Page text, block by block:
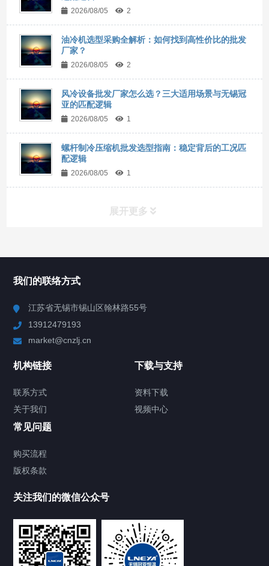
2026/08/05 2
油冷机选型采购全解析：如何找到高性价比的批发
厂家？
2026/08/05 2
风冷设备批发厂家怎么选？三大适用场景与无锡冠
亚的匹配逻辑
2026/08/05 1
螺杆制冷压缩机批发选型指南：稳定背后的工况匹
配逻辑
2026/08/05 1
展开更多
Chiller高精度制冷循环器
TCU温度控制单元
Chiller气体控温系统
Chamber试验箱
我们的联络方式
江苏省无锡市锡山区翰林路55号
13912479193
market@cnzlj.cn
机构链接
联系方式
关于我们
下载与支持
资料下载
视频中心
常见问题
购买流程
版权条款
关注我们的微信公众号